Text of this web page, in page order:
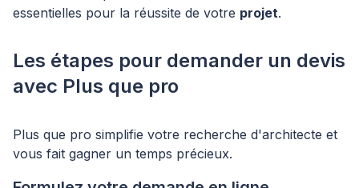
essentielles pour la réussite de votre projet.
Les étapes pour demander un devis
avec Plus que pro
Plus que pro simplifie votre recherche d'architecte et
vous fait gagner un temps précieux.